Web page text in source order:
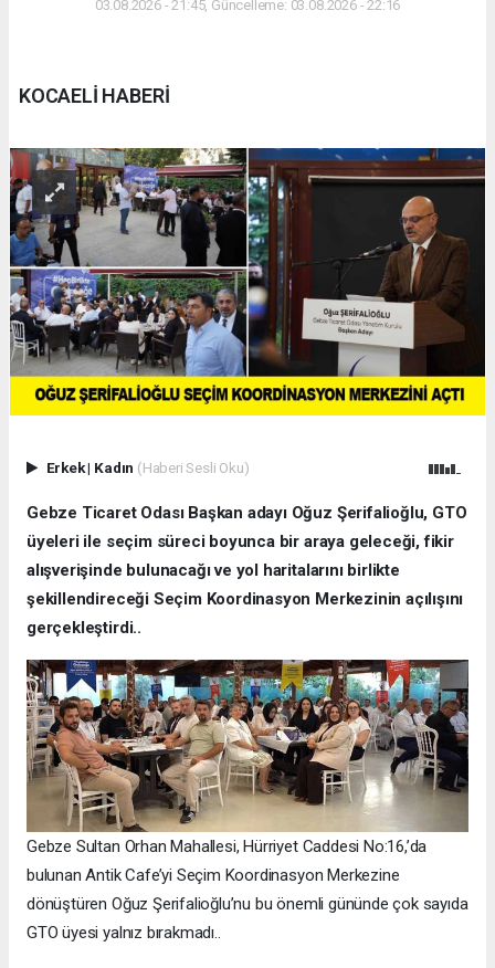
03.08.2026 - 21:45, Güncelleme: 03.08.2026 - 22:16
KOCAELİ HABERİ
Erkek| Kadın (Haberi Sesli Oku)
Gebze Ticaret Odası Başkan adayı Oğuz Şerifalioğlu, GTO
üyeleri ile seçim süreci boyunca bir araya geleceği, fikir
alışverişinde bulunacağı ve yol haritalarını birlikte
şekillendireceği Seçim Koordinasyon Merkezinin açılışını
gerçekleştirdi..
Gebze Sultan Orhan Mahallesi, Hürriyet Caddesi No:16,’da
bulunan Antik Cafe’yi Seçim Koordinasyon Merkezine
dönüştüren Oğuz Şerifalioğlu’nu bu önemli gününde çok sayıda
GTO üyesi yalnız bırakmadı..